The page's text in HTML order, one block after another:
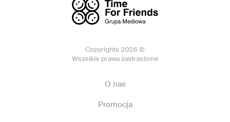
Copyrights 2026 ©
Wszelkie prawa zastrzeżone
O nas
Promocja